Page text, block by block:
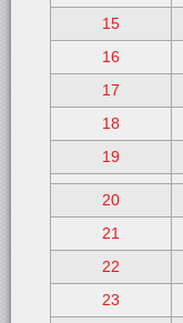
15
16
17
18
19
20
21
22
23